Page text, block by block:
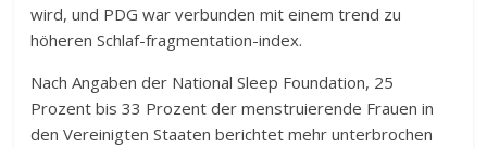
wird, und PDG war verbunden mit einem trend zu
höheren Schlaf-fragmentation-index.
Nach Angaben der National Sleep Foundation, 25
Prozent bis 33 Prozent der menstruierende Frauen in
den Vereinigten Staaten berichtet mehr unterbrochen